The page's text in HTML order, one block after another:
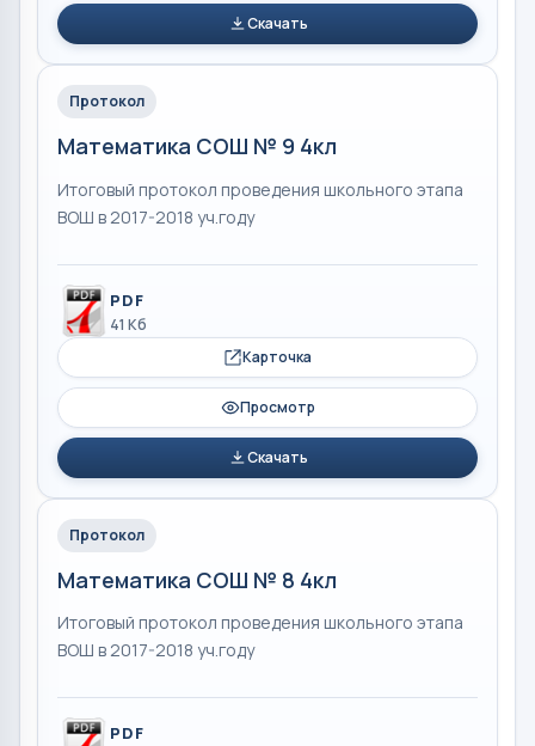
Скачать
Протокол
Математика СОШ № 9 4кл
Итоговый протокол проведения школьного этапа
ВОШ в 2017-2018 уч.году
PDF
41 Кб
Карточка
Просмотр
Скачать
Протокол
Математика СОШ № 8 4кл
Итоговый протокол проведения школьного этапа
ВОШ в 2017-2018 уч.году
PDF